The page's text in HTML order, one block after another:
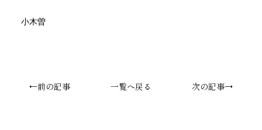
小木曽
←前の記事 一覧へ戻る 次の記事→